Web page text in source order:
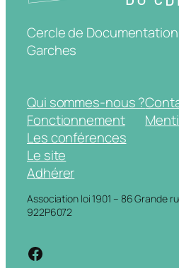
Cercle de
Garches
Qui sommes-nous ?
Fonctionnement
Les conférences
Le site
Adhérer
Association loi 1901 – 86 Grande
922P6072
https://